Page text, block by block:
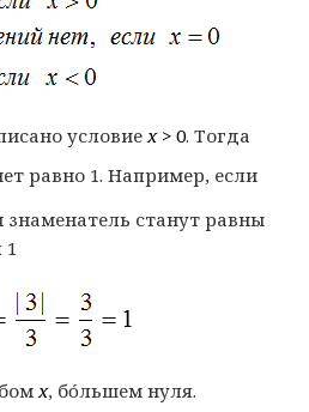
условиеx > 0. Тогда
равно 1. Например, если
знаменатель станут равны
1
x, бóльшем нуля.